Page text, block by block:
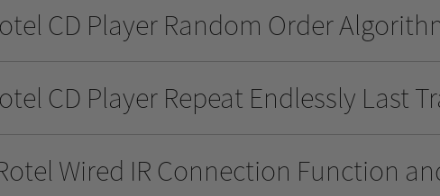
CD Player Random Order
CD Player Repeat Endlessly Last
Rotel Wired IR Connection Function